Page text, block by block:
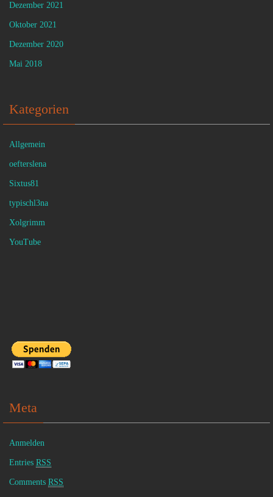
Dezember 2021
Oktober 2021
Dezember 2020
Mai 2018
Kategorien
Allgemein
oefterslena
Sixtus81
typischl3na
Xolgrimm
YouTube
Meta
Anmelden
Entries RSS
Comments RSS